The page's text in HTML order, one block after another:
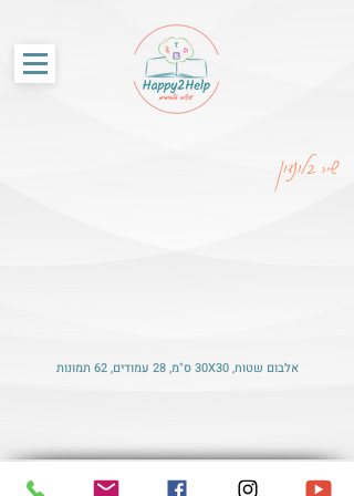
שיר בלונדון
אלבום שטוח, 30X30 ס"מ, 28 עמודים, 62 תמונות
© האתר נבנה על-ידי Happy2Help עיצוב אלבומים